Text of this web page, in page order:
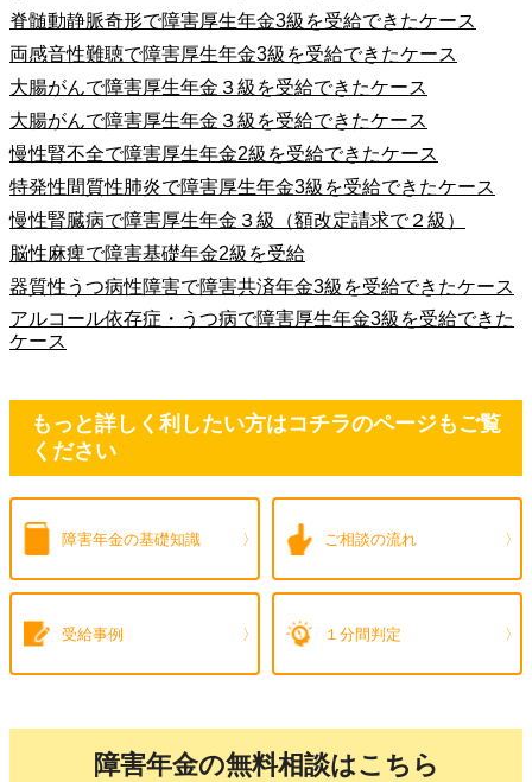
脊髄動静脈奇形で障害厚生年金3級を受給できたケース
両感音性難聴で障害厚生年金3級を受給できたケース
大腸がんで障害厚生年金３級を受給できたケース
大腸がんで障害厚生年金３級を受給できたケース
慢性腎不全で障害厚生年金2級を受給できたケース
特発性間質性肺炎で障害厚生年金3級を受給できたケース
慢性腎臓病で障害厚生年金３級（額改定請求で２級）
脳性麻痺で障害基礎年金2級を受給
器質性うつ病性障害で障害共済年金3級を受給できたケース
アルコール依存症・うつ病で障害厚生年金3級を受給できた
ケース
もっと詳しく利したい方はコチラのページもご覧
ください
障害年金の基礎知識 ご相談の流れ
受給事例 １分間判定
障害年金の無料相談はこちら